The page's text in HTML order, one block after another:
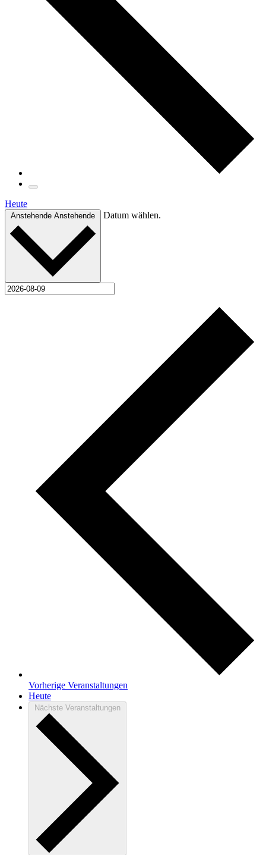
Heute
Anstehende Anstehende Datum wählen.
Vorherige Veranstaltungen
Heute
Nächste Veranstaltungen